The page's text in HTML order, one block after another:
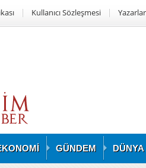
Kullanıcı Sözleşmesi Yazarlar
GÜNDEM DÜNYA